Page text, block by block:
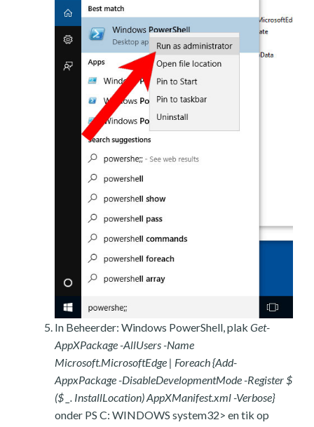
In Beheerder: Windows PowerShell, plak Get-
AppXPackage -AllUsers -Name
Microsoft.MicrosoftEdge | Foreach {Add-
AppxPackage -DisableDevelopmentMode -Register $
($ _. InstallLocation) AppXManifest.xml -Verbose}
onder PS C: WINDOWS system32> en tik op